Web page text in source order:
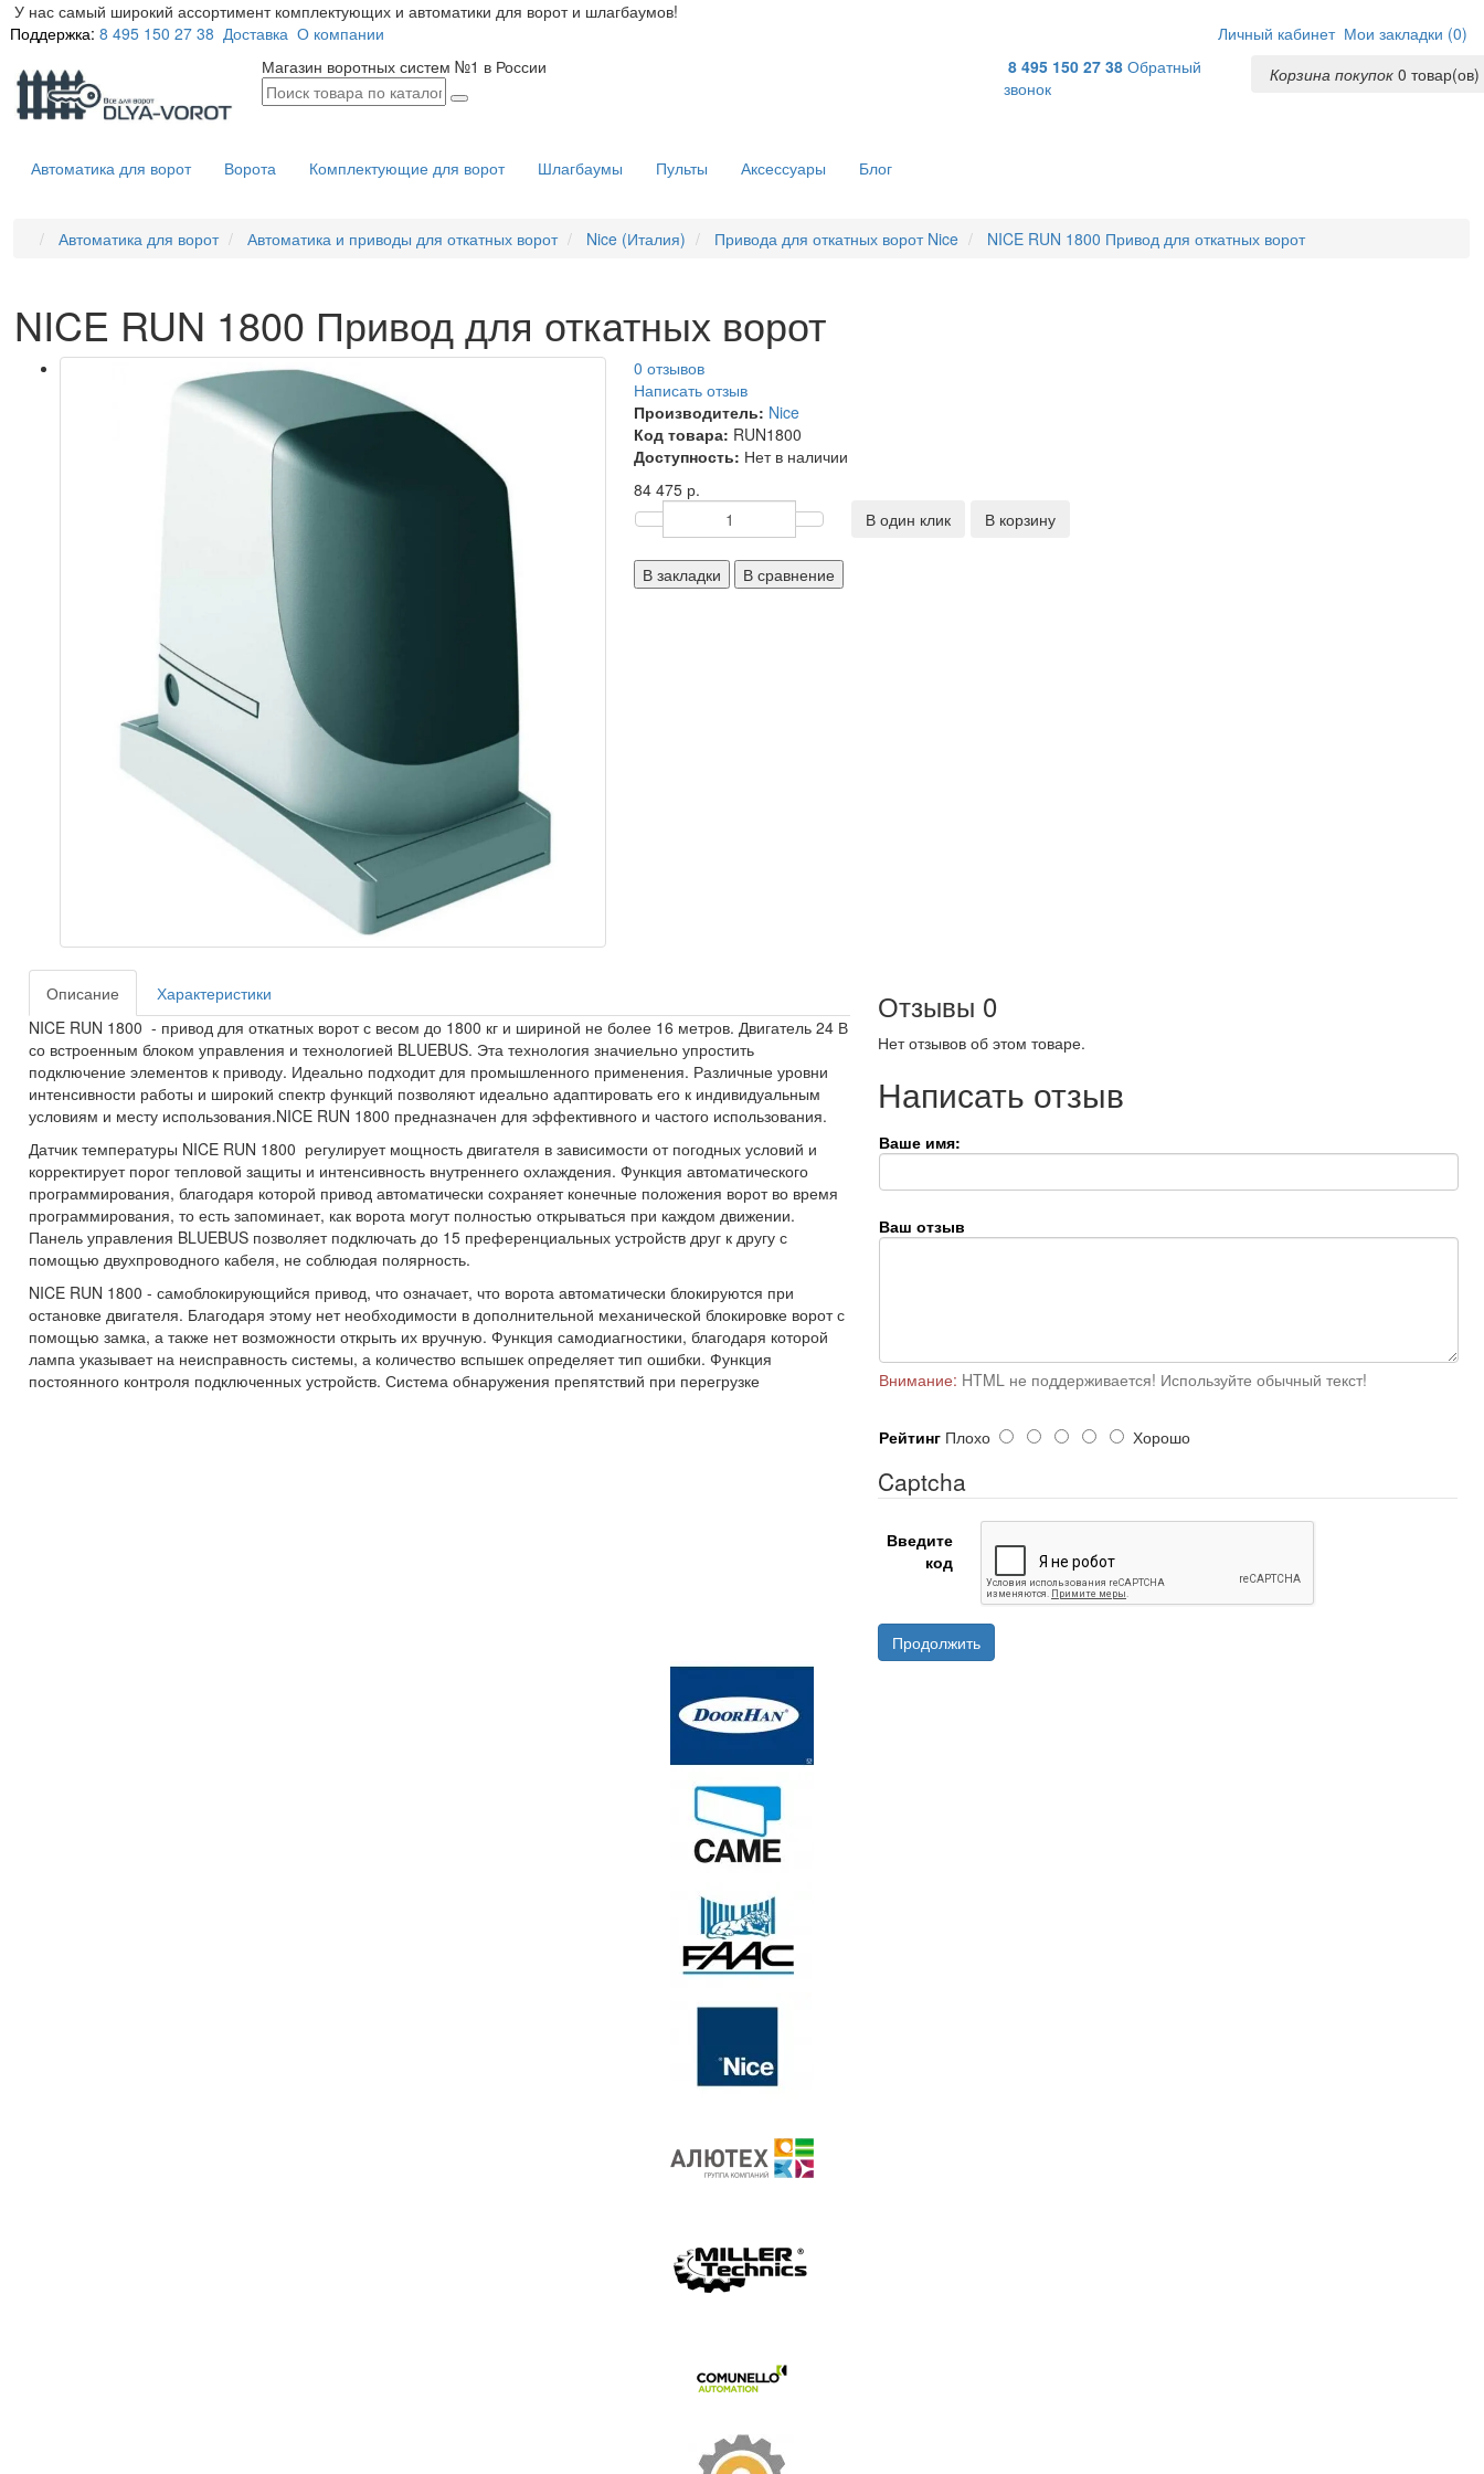
У нас самый широкий ассортимент комплектующих и автоматики для ворот и шлагбаумов!
Поддержка: 8 495 150 27 38 Доставка О компании Личный кабинет Мои закладки (0)
Магазин воротных систем №1 в России
8 495 150 27 38 Обратный
звонок
Корзина покупок 0
Автоматика для ворот Ворота Комплектующие для ворот Шлагбаумы Пульты Аксессуары Блог
Автоматика для ворот Автоматика и приводы для откатных ворот Nice (Италия) Привода для откатных ворот Nice NICE RUN 1800 Привод для откатных ворот
NICE RUN 1800 Привод для откатных ворот
0 отзывов
Написать отзыв
Производитель: Nice
Код товара: RUN1800
Доступность: Нет в наличии
84 475 р.
В один клик
В корзину
В закладки В сравнение
Описание
Характеристики
NICE RUN 1800 - привод для откатных ворот с весом до 1800 кг и шириной не более 16 метров. Двигатель 24 В
со встроенным блоком управления и технологией BLUEBUS. Эта технология значиельно упростить
подключение элементов к приводу. Идеально подходит для промышленного применения. Различные уровни
интенсивности работы и широкий спектр функций позволяют идеально адаптировать его к индивидуальным
условиям и месту использования.NICE RUN 1800 предназначен для эффективного и частого использования.
Датчик температуры NICE RUN 1800 регулирует мощность двигателя в зависимости от погодных условий и
корректирует порог тепловой защиты и интенсивность внутреннего охлаждения. Функция автоматического
программирования, благодаря которой привод автоматически сохраняет конечные положения ворот во время
программирования, то есть запоминает, как ворота могут полностью открываться при каждом движении.
Панель управления BLUEBUS позволяет подключать до 15 преференциальных устройств друг к другу с
помощью двухпроводного кабеля, не соблюдая полярность.
NICE RUN 1800 - самоблокирующийся привод, что означает, что ворота автоматически блокируются при
остановке двигателя. Благодаря этому нет необходимости в дополнительной механической блокировке ворот с
помощью замка, а также нет возможности открыть их вручную. Функция самодиагностики, благодаря которой
лампа указывает на неисправность системы, а количество вспышек определяет тип ошибки. Функция
постоянного контроля подключенных устройств. Система обнаружения препятствий при перегрузке
Отзывы 0
Нет отзывов об этом товаре.
Написать отзыв
Ваше имя:
Ваш отзыв
Внимание: HTML не поддерживается! Используйте обычный текст!
Рейтинг Плохо Хорошо
Captcha
Введите
код
Продолжить